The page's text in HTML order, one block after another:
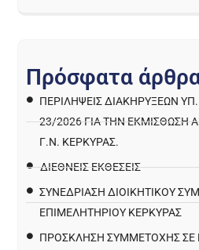
Πρόσφατα άρθρ
ΠΕΡΙΛΉΨΕΙΣ ΔΙΑΚΗΡΎΞΕΩΝ
23/2026 ΓΙΑ ΤΗΝ ΕΚΜΊΣΘΩΣΗ
Γ.Ν. ΚΈΡΚΥΡΑΣ.
ΔΙΕΘΝΕΙΣ ΕΚΘΕΣΕΙΣ
ΣΥΝΕΔΡΙΑΣΗ ΔΙΟΙΚΗΤΙΚΟΥ
ΕΠΙΜΕΛΗΤΗΡΙΟΥ ΚΕΡΚΥΡΑΣ
ΠΡΌΣΚΛΗΣΗ ΣΥΜΜΕΤΟΧΉΣ ΣΕ